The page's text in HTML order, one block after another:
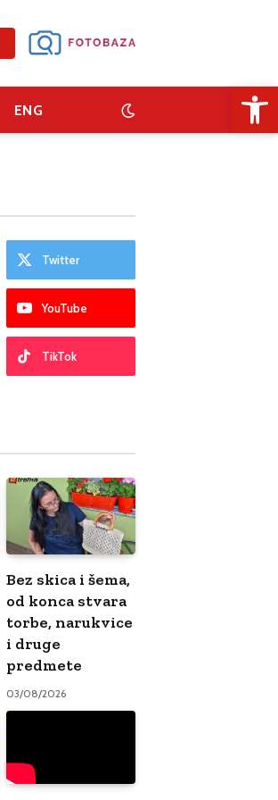
ENG
Twitter
YouTube
TikTok
Bez skica i šema,
od konca stvara
torbe, narukvice
i druge
predmete
03/08/2026